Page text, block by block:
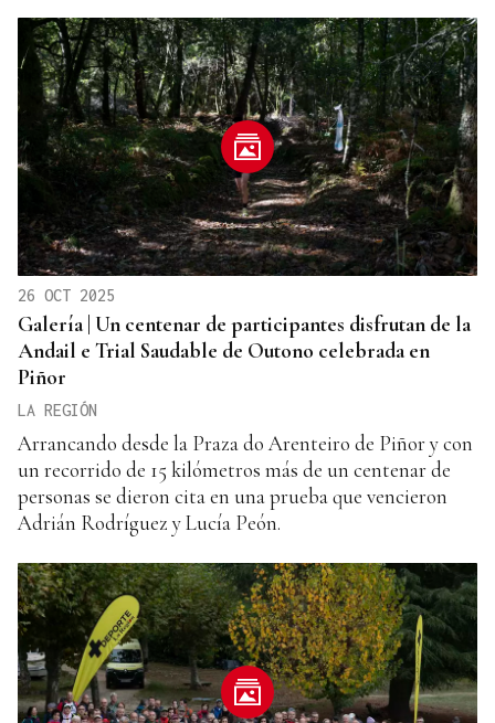
26 OCT 2025
Galería | Un centenar de participantes disfrutan de la
Andail e Trial Saudable de Outono celebrada en
Piñor
LA REGIÓN
Arrancando desde la Praza do Arenteiro de Piñor y con
un recorrido de 15 kilómetros más de un centenar de
personas se dieron cita en una prueba que vencieron
Adrián Rodríguez y Lucía Peón.